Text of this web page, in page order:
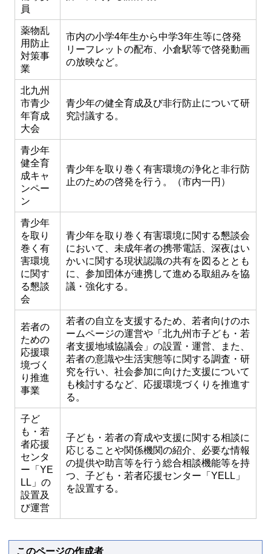
員
薬物乱
用防止
対策事
業
市内の小学4年生から中学3年生等に啓発
リーフレットの配布、小倉駅等で啓発動画
の放映など。
北九州
市青少
年育成
大会
青少年の健全育成及び非行防止について研
究討議する。
青少年
健全育
成キャ
ンペー
ン
青少年を取り巻く有害環境の浄化と非行防
止のための啓発を行う。（市内一円）
青少年
を取り
巻く有
害環境
に関す
る懇談
会
青少年を取り巻く有害環境に関する懇談会
において、未成年者の携帯電話、深夜はい
かいに関する現状認識の共有を図るととも
に、参加団体が連携して進める取組みを協
議・強化する。
若者の
ための
応援環
境づく
り推進
事業
若者の自立を支援するため、若者向けのホ
ームページの運営や「北九州市子ども・若
者支援地域協議会」の設置・運営、また、
若者の意識や生活実態等に関する調査・研
究を行い、社会参加に向けた支援について
も検討するなど、応援環境づくりを推進す
る。
子ど
も・若
者応援
センタ
ー「YE
LL」の
設置及
び運営
子ども・若者の育成や支援に関する相談に
応じることや関係機関の紹介、必要な情報
の提供や助言等を行う総合相談機能等を持
つ、子ども・若者応援センター「YELL」
を設置する。
このページの作成者